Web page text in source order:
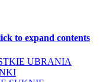
to expand contents
UBRANIA